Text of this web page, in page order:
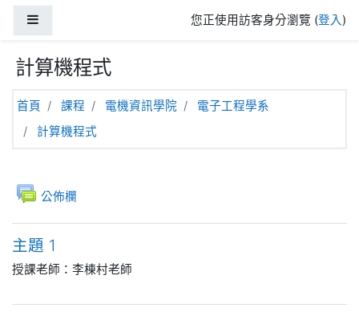
您正使用訪客身分瀏覽 (登入)
計算機程式
首頁 課程 電機資訊學院
電子工程學系
計算機程式
主題大綱
一般公佈欄
討論區
主題 1
授課老師：李棟村老師